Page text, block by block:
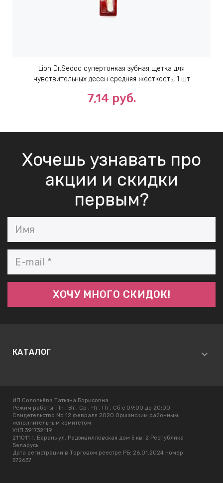
Lion Dr.Sedoc супертонкая зубная щетка для
чувствительных десен средняя жесткость, 1 шт
7,14 руб.
Хочешь узнавать про
акции и скидки
первым?
КАТАЛОГ
ИП Соловьёва Татьяна Борисовна
Режим работы: Пн , Вт , Ср , Чт , Пт , Сб c 09:00 до 20:00
Свидетельство No 12 февраля 2020 Оршанским районным
исполнительным комитетом
УНП 391732119
211011 г. Барань ул. Радзивилловская дом 5 кв. 2 Республика
Беларусь
Дата регистрации в Торговом реестре РБ: 26.01.2024 номер
572637